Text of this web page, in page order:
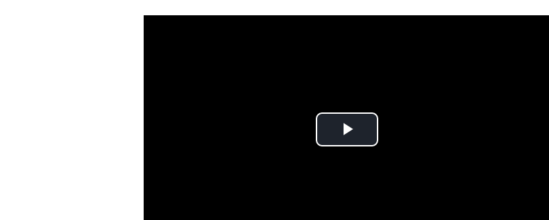
Play